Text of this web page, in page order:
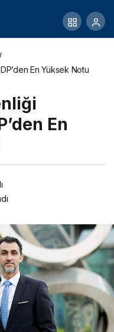
En Yüksek Notu
En
Ro-Ro ve
Kurdu